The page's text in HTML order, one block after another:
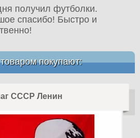
получил футболки.
спасибо! Быстро и
покупают:
СССР Ленин